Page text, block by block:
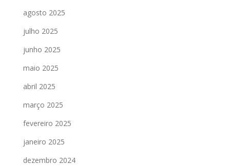
agosto 2025
julho 2025
junho 2025
maio 2025
abril 2025
março 2025
fevereiro 2025
janeiro 2025
dezembro 2024